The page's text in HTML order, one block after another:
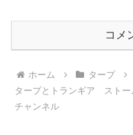
コメ
ホーム タープ
タープとトランギア ストー
チャンネル